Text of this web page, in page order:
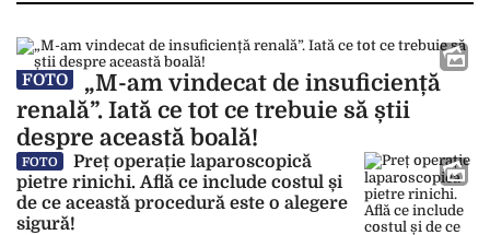
FOTO
„M-am vindecat de insuficiență
renală”. Iată ce tot ce trebuie să știi
despre această boală!
FOTO
Preț operație laparoscopică
pietre rinichi. Află ce include costul și
de ce această procedură este o alegere
sigură!